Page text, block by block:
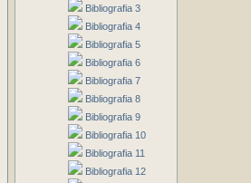
Bibliografia 3
Bibliografia 4
Bibliografia 5
Bibliografia 6
Bibliografia 7
Bibliografia 8
Bibliografia 9
Bibliografia 10
Bibliografia 11
Bibliografia 12